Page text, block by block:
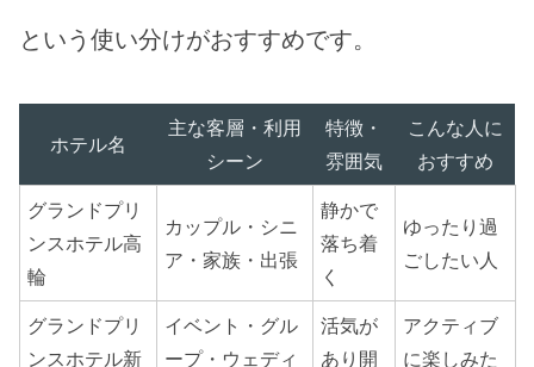
という使い分けがおすすめです。
ホテル名
主な客層・利用
シーン
特徴・
雰囲気
こんな人に
おすすめ
グランドプリ
ンスホテル高
輪
カップル・シニ
ア・家族・出張
静かで
落ち着
く
ゆったり過
ごしたい人
グランドプリ
ンスホテル新
イベント・グル
ープ・ウェディ
活気が
あり開
アクティブ
に楽しみた